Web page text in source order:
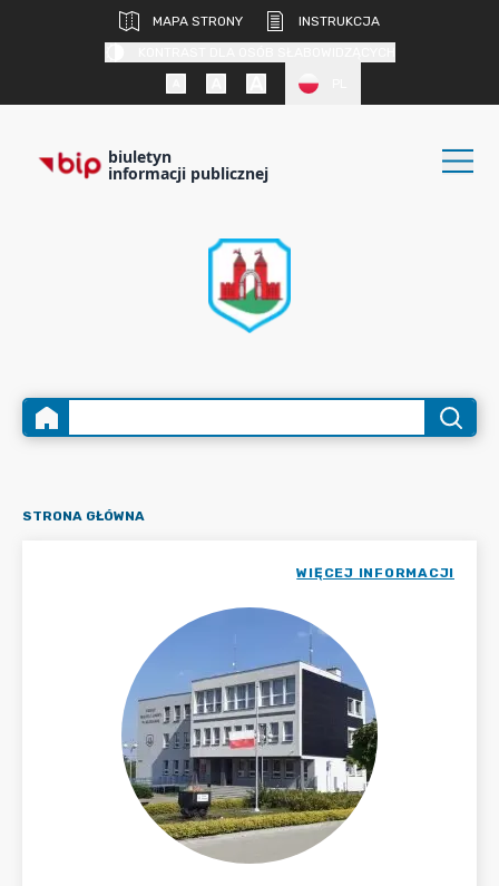
MAPA STRONY
INSTRUKCJA
biuletyn
informacji publicznej
STRONA GŁÓWNA
WIĘCEJ INFORMACJI